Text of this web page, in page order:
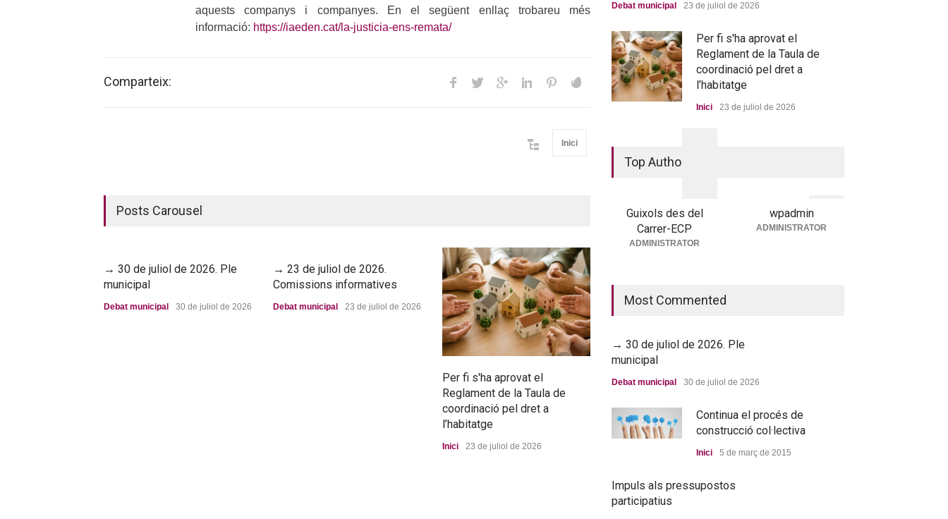
aquests companys i companyes. En el següent enllaç trobareu més
informació: https://iaeden.cat/la-justicia-ens-remata/
Comparteix:
Inici
Posts Carousel
→ 30 de juliol de 2026. Ple
municipal
Debat municipal 30 de juliol de 2026
→ 23 de juliol de 2026.
Comissions informatives
Debat municipal 23 de juliol de 2026
Per fi s'ha aprovat el
Reglament de la Taula de
coordinació pel dret a
l’habitatge
Inici 23 de juliol de 2026
La nova residència, més a
Portada 25 de juny de 2026
Debat municipal 23 de juliol de 2026
Per fi s'ha aprovat el
Reglament de la Taula de
coordinació pel dret a
l’habitatge
Inici 23 de juliol de 2026
→ 25 de juny de 2026. Ple
municipal
Top Authors
Guixols des del
Carrer-ECP
ADMINISTRATOR
wpadmin
ADMINISTRATOR
Most Commented
→ 30 de juliol de 2026. Ple
municipal
Debat municipal 30 de juliol de 2026
Continua el procés de
construcció col·lectiva
Inici 5 de març de 2015
Impuls als pressupostos
participatius